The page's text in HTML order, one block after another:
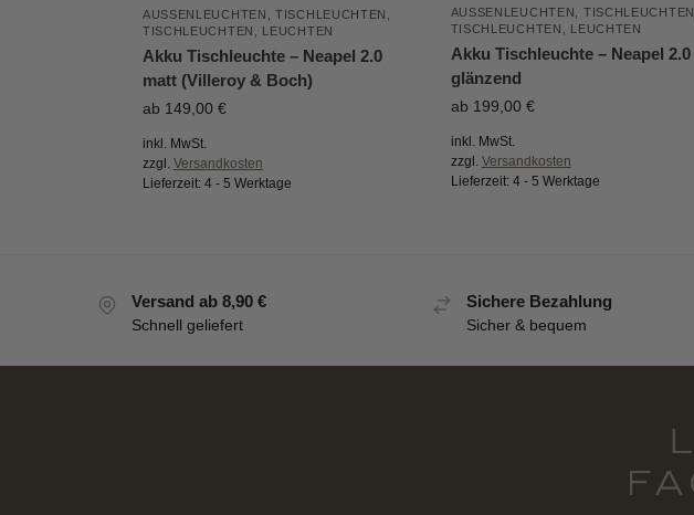
AUSSENLEUCHTEN ,TISCHLEUCHTEN
TISCHLEUCHTEN
LEUCHTEN
Akku Tischleuchte – Neapel 2.0
matt (Villeroy & Boch)
ab 149,00 €
inkl. MwSt.
zzgl. Versandkosten
Lieferzeit: 4 - 5 Werktage
AUSSENLEUCHTEN TISCHLEUCHTEN
TISCHLEUCHTEN
LEUCHTEN
Akku Tischleuchte – Neapel 2.0
glänzend
ab 199,00 €
inkl. MwSt.
zzgl. Versandkosten
Lieferzeit: 4 - 5 Werktage
Versand ab 8,90 €
Schnell geliefert
Sichere Bezahlung
Sicher & bequem